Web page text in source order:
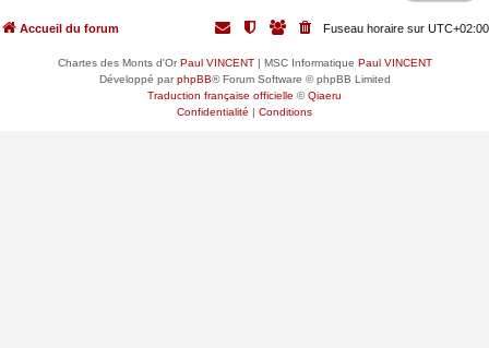
Accueil du forum Fuseau horaire sur UTC+02:00
Chartes des Monts d'OrPaul VINCENT| MSC Informatique Paul VINCENT
Développé parphpBB® Forum Software © phpBB Limited
Traduction française officielle ©Qiaeru
Confidentialité | Conditions